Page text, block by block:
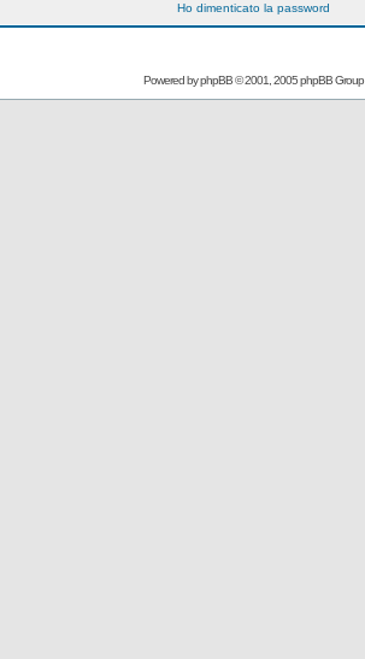
Ho dimenticato la password
Powered byphpBB© 2001, 2005 phpBB Group